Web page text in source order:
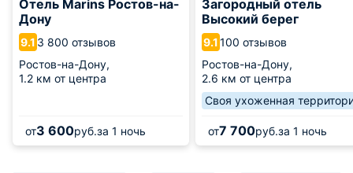
Отель Marins Ростов-на-
Дону
9.1 3 800 отзывов
Ростов-на-Дону,
1.2 км от центра
от3 600руб.за 1 ночь
Загородный отель
Высокий берег
9.1100 отзывов
Ростов-на-Дону,
2.6 км от центра
Своя ухоженная
от7 700руб.за 1 ночь